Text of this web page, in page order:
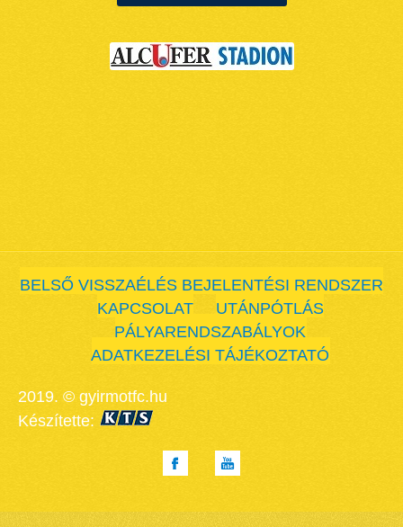
BELSŐ VISSZAÉLÉS BEJELENTÉSI RENDSZER
KAPCSOLAT
UTÁNPÓTLÁS
PÁLYARENDSZABÁLYOK
ADATKEZELÉSI TÁJÉKOZTATÓ
2019. © gyirmotfc.hu
Készítette: